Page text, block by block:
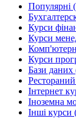
Популярнi
Курси
Курси
Курси
Бази даних
Рестораний
Інтернет
Іноземна
Інші курси